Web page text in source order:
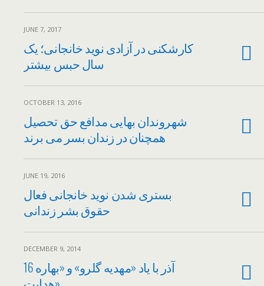
JUNE 7, 2017
کارشکنی در آزادی نوید خانجانی؛ یک
سال حبس بیشتر
OCTOBER 13, 2016
شهروندان بهایی مدافع حق تحصیل
همچنان در زندان بسر می برند
JUNE 19, 2016
بستری شدن نوید خانجانی فعال
حقوق بشر زندانی
DECEMBER 9, 2014
16 آذر با یاد «مهدیه گلرو» و «بهاره